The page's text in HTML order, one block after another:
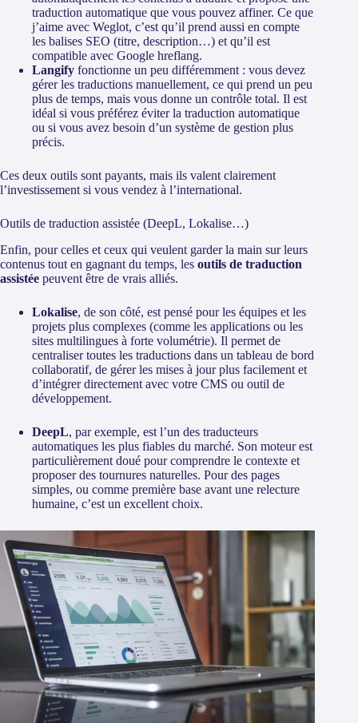
traduction automatique que vous pouvez affiner. Ce que
j’aime avec Weglot, c’est qu’il prend aussi en compte
les balises SEO (titre, description…) et qu’il est
compatible avec Google hreflang.
Langify fonctionne un peu différemment : vous devez
gérer les traductions manuellement, ce qui prend un peu
plus de temps, mais vous donne un contrôle total. Il est
idéal si vous préférez éviter la traduction automatique
ou si vous avez besoin d’un système de gestion plus
précis.
Ces deux outils sont payants, mais ils valent clairement
l’investissement si vous vendez à l’international.
Outils de traduction assistée (DeepL, Lokalise…)
Enfin, pour celles et ceux qui veulent garder la main sur leurs
contenus tout en gagnant du temps, les outils de traduction
assistée peuvent être de vrais alliés.
Lokalise, de son côté, est pensé pour les équipes et les
projets plus complexes (comme les applications ou les
sites multilingues à forte volumétrie). Il permet de
centraliser toutes les traductions dans un tableau de bord
collaboratif, de gérer les mises à jour plus facilement et
d’intégrer directement avec votre CMS ou outil de
développement.
DeepL, par exemple, est l’un des traducteurs
automatiques les plus fiables du marché. Son moteur est
particulièrement doué pour comprendre le contexte et
proposer des tournures naturelles. Pour des pages
simples, ou comme première base avant une relecture
humaine, c’est un excellent choix.